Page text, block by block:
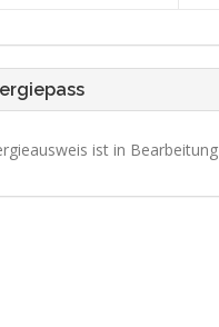
ist in Bearbeitung